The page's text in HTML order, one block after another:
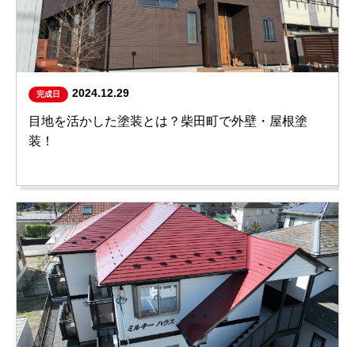
完成日 2024.12.29
目地を活かした塗装とは？柴田町で外壁・屋根塗
装！